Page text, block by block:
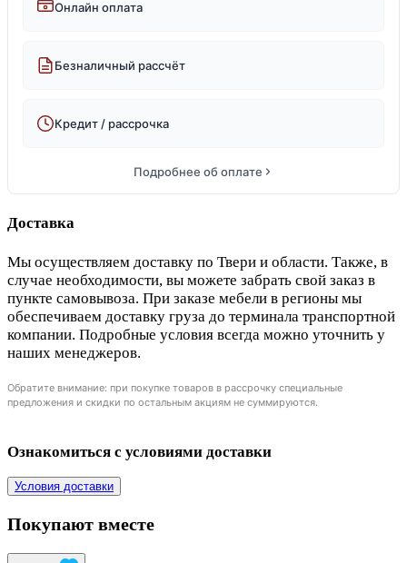
Онлайн оплата
Безналичный рассчёт
Кредит / рассрочка
Подробнее об оплате
Доставка
Мы осуществляем доставку по Твери и области. Также, в
случае необходимости, вы можете забрать свой заказ в
пункте самовывоза. При заказе мебели в регионы мы
обеспечиваем доставку груза до терминала транспортной
компании. Подробные условия всегда можно уточнить у
наших менеджеров.
Обратите внимание: при покупке товаров в рассрочку специальные
предложения и скидки по остальным акциям не суммируются.
Ознакомиться с условиями доставки
Условия доставки
Покупают вместе